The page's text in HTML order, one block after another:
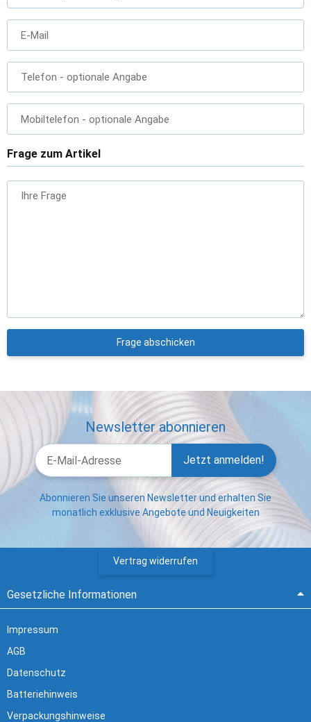
E-Mail
Telefon - optionale Angabe
Mobiltelefon - optionale Angabe
Frage zum Artikel
Ihre Frage
Frage abschicken
Newsletter abonnieren
Jetzt anmelden!
Abonnieren Sie unseren Newsletter und erhalten Sie
monatlich exklusive Angebote und Neuigkeiten
Vertrag widerrufen
Gesetzliche Informationen
Impressum
AGB
Datenschutz
Batteriehinweis
Verpackungshinweise